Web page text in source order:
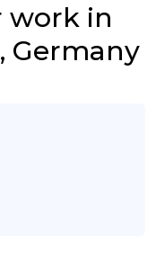
work in
Germany